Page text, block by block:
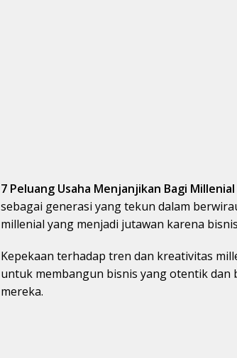
7 Peluang Usaha Menjanjikan Bagi
sebagai generasi yang tekun dalam
millenial yang menjadi jutawan karena
Kepekaan terhadap tren dan kreativitas
untuk membangun bisnis yang otentik dan
mereka.